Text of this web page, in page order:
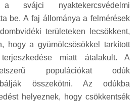
svájci nyaktekercsvédelmi
be. A faj állománya a felmérések
területeken lecsökkent,
hogy a gyümölcsösökkel tarkított
miatt átalakult. A
populációkat odúk
összekötni. Az odúkba
helyeznek, hogy csökkentsék